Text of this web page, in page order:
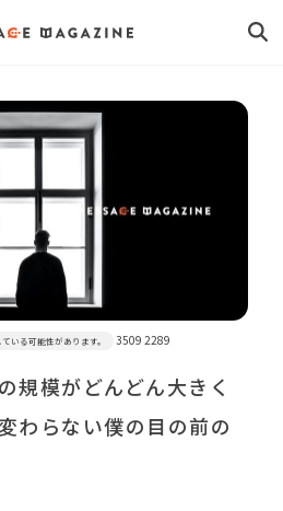
いる可能性があります。 3509 2289
規模がどんどん大きく
わらない僕の目の前の